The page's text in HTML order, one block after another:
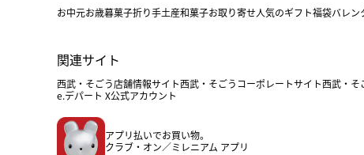
お中元お歳暮菓子折り手土産和菓子お取り寄せ人気のギフト福袋バレン
関連サイト
西武・そごう店舗情報サイト西武・そごうコーポレートサイト西武・そ
e.デパート X公式アカウント
アプリ払いでお買い物。
クラブ・オン／ミレニアム アプリ